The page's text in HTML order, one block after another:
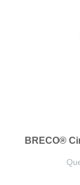
BRECO®